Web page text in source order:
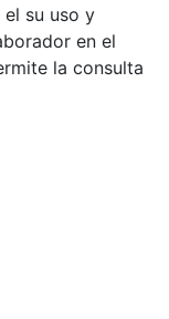
su uso y
en el
la consulta